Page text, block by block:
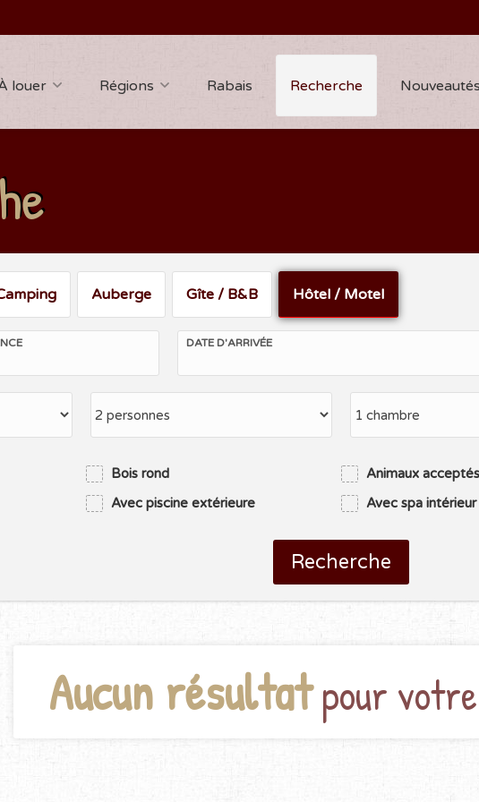
louer Régions Rabais Recherche Nouveautés
Auberge Gîte / B&B Hôtel / Motel
DATE D'ARRIVÉE
Bois rond Animaux acceptés
Avec piscine extérieure Avec spa intérieur
Recherche
Aucun résultatpour